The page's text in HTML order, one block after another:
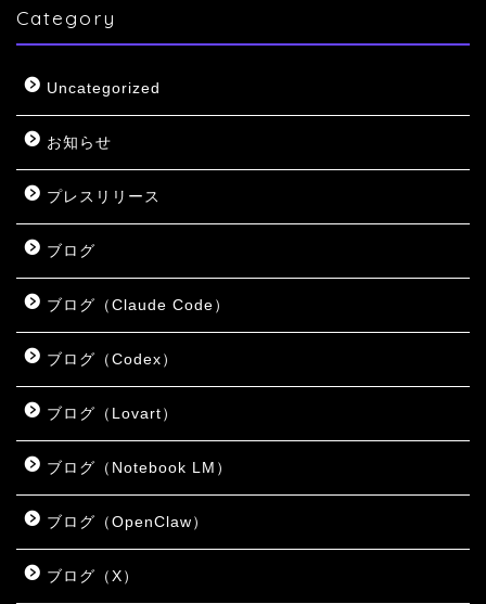
Category
Uncategorized
お知らせ
プレスリリース
ブログ
ブログ（Claude Code）
ブログ（Codex）
ブログ（Lovart）
ブログ（Notebook LM）
ブログ（OpenClaw）
ブログ（X）